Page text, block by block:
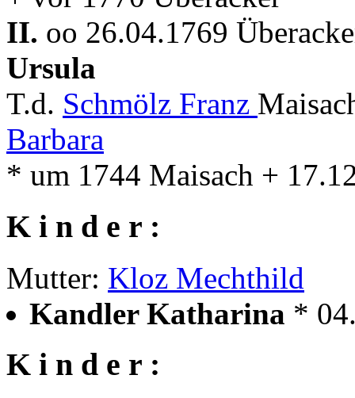
II. oo 26.04.1769
Ursula
T.d. Schmölz Franz
Barbara
* um 1744 Maisach +
K i n d e r :
Mutter: Kloz Mechthild
Kandler Katharina *
K i n d e r :